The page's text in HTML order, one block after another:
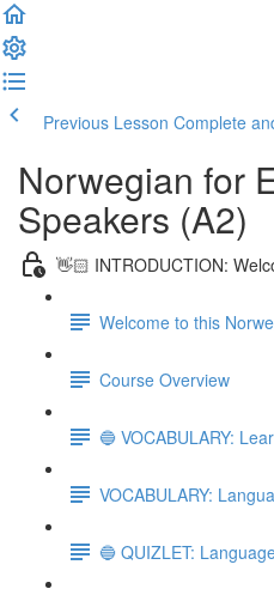
Previous Lesson Complete
Norwegian for
Speakers (A2)
👋🏻 INTRODUCTION:
Welcome to this
Course Overview
🔵 VOCABULARY:
VOCABULARY:
🔵 QUIZLET: